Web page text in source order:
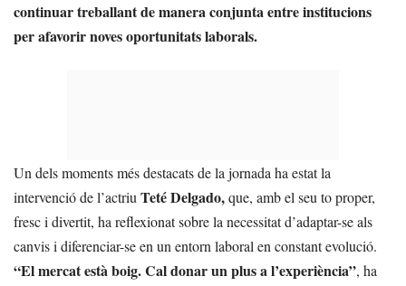
continuar treballant de manera conjunta entre institucions
per afavorir noves oportunitats laborals.
Un dels moments més destacats de la jornada ha estat la
intervenció de l’actriuTeté Delgado,que, amb el seu to proper,
fresc i divertit, ha reflexionat sobre la necessitat d’adaptar-se als
canvis i diferenciar-se en un entorn laboral en constant evolució.
“El mercat està boig. Cal donar un plus a l’experiència”, ha